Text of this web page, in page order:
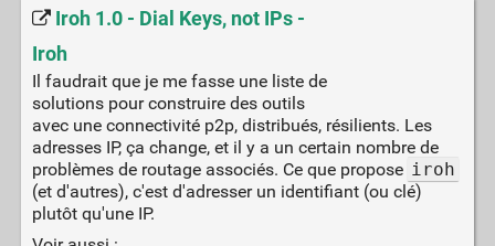
Iroh 1.0 - Dial Keys, not IPs -
Iroh
Il faudrait que je me fasse une liste de
solutions pour construire des outils
avec une connectivité p2p, distribués, résilients. Les
adresses IP, ça change, et il y a un certain nombre de
problèmes de routage associés. Ce que propose iroh
(et d'autres), c'est d'adresser un identifiant (ou clé)
plutôt qu'une IP.